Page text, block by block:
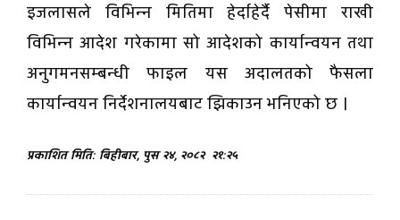
इजलासले विभिन्न मितिमा हेर्दाहेर्दै पेसीमा राखी
विभिन्न आदेश गरेकामा सो आदेशको कार्यान्वयन तथा
अनुगमनसम्बन्धी फाइल यस अदालतको फैसला
कार्यान्वयन निर्देशनालयबाट झिकाउन भनिएको छ ।
प्रकाशित मिति: बिहीबार, पुस २४, २०८२ २१:२५